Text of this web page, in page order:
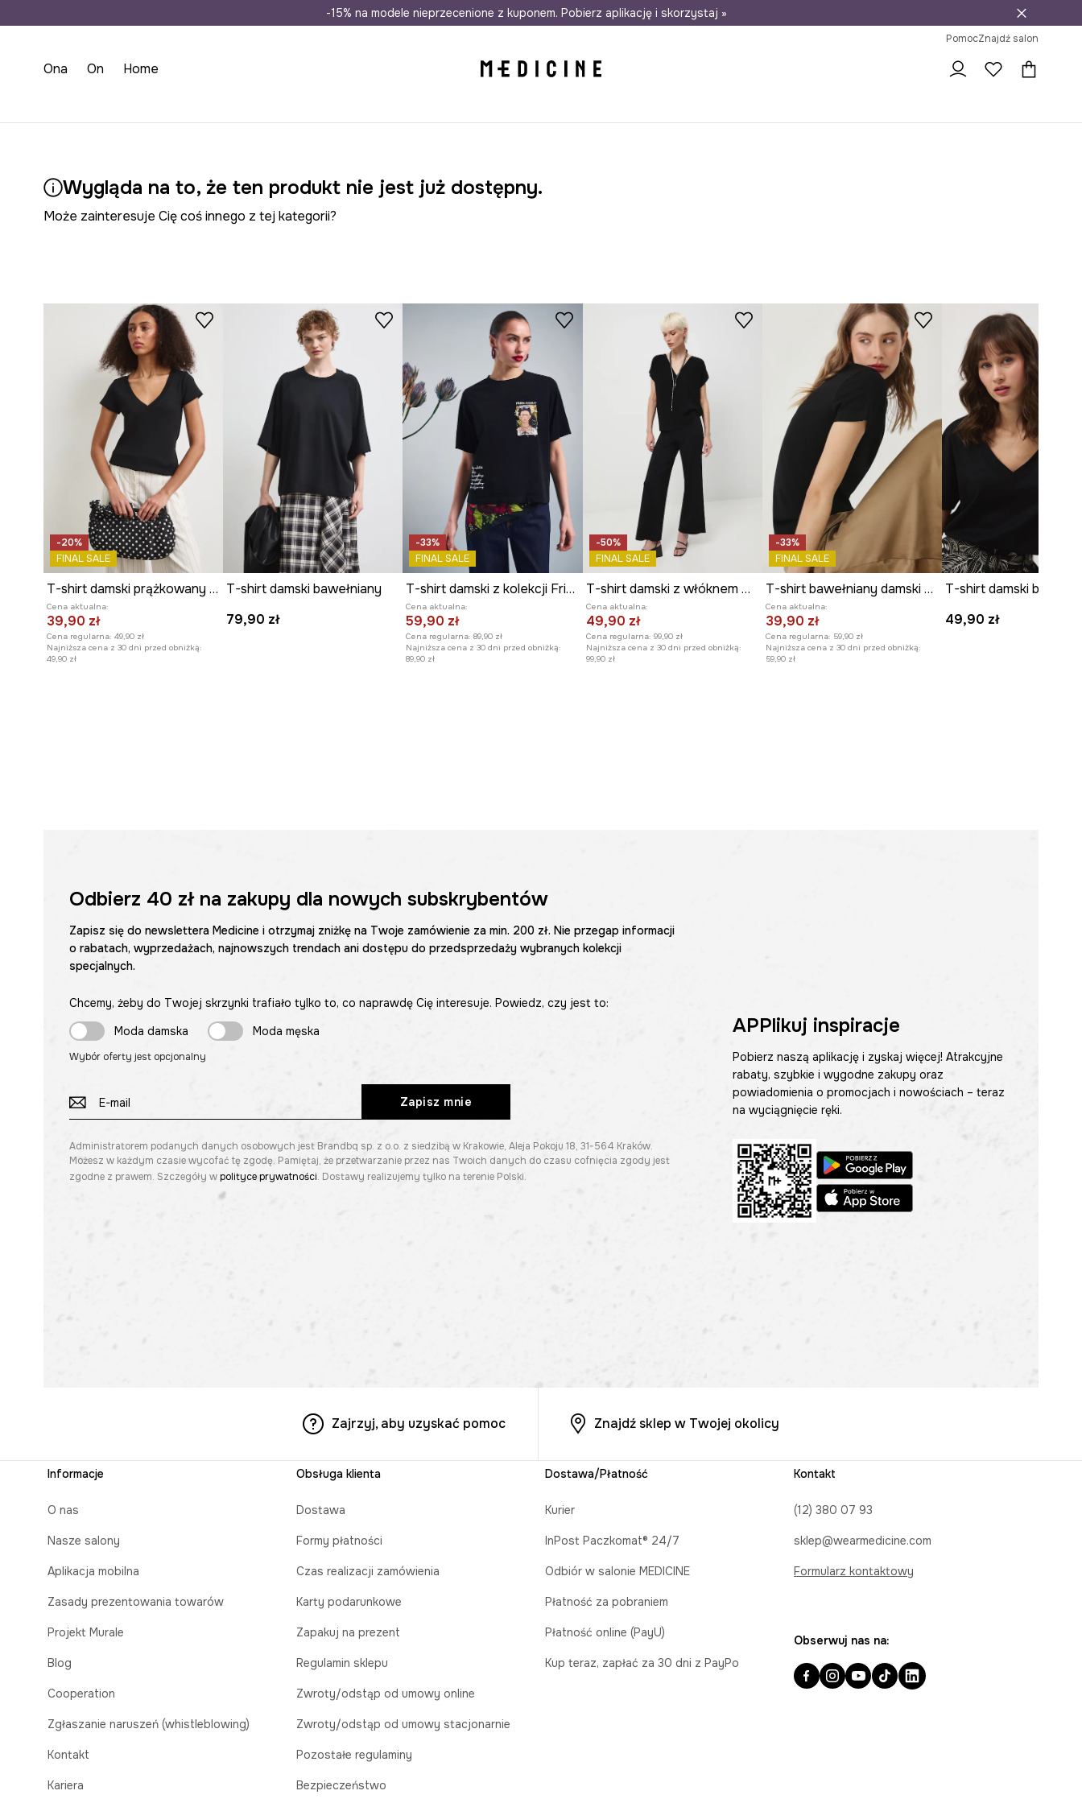
Wysyłka nawet w 24h Darmowa dostawa do salonów 30 dni na zwrot
-15% na modele nieprzecenione z kuponem. Pobierz aplikację i skorzystaj »
PomocZnajdź salon
Ona On Home
Wygląda na to, że ten produkt nie jest już dostępny.
Może zainteresuje Cię coś innego z tej kategorii?
-20%
FINAL SALE
T-shirt damski prążkowany z modalem kolor czarny
Cena aktualna:
39,90 zł
Cena regularna: 49,90 zł
Najniższa cena z 30 dni przed obniżką:
49,90 zł
T-shirt damski bawełniany
79,90 zł
-33%
FINAL SALE
T-shirt damski z kolekcji Frida
Cena aktualna:
59,90 zł
Cena regularna: 89,90 zł
Najniższa cena z 30 dni przed obniżką:
89,90 zł
-50%
FINAL SALE
T-shirt damski z włóknem metalicznym
Cena aktualna:
49,90 zł
Cena regularna: 99,90 zł
Najniższa cena z 30 dni przed obniżką:
99,90 zł
-33%
FINAL SALE
T-shirt bawełniany damski gładki kolor czarny
Cena aktualna:
39,90 zł
Cena regularna: 59,90 zł
Najniższa cena z 30 dni przed obniżką:
59,90 zł
T-shirt damski
49,90 zł
Odbierz 40 złna zakupy dla nowych subskrybentów
Zapisz się do newslettera Medicine i otrzymaj zniżkę na Twoje zamówienie za min. 200 zł. Nie przegap informacji
o rabatach, wyprzedażach, najnowszych trendach ani dostępu do przedsprzedaży wybranych kolekcji
specjalnych.
Chcemy, żeby do Twojej skrzynki trafiało tylko to, co naprawdę Cię interesuje. Powiedz, czy jest to:
Moda damska
Moda męska
Wybór oferty jest opcjonalny
Zapisz mnie
Administratorem podanych danych osobowych jest Brandbq sp. z o.o. z siedzibą w Krakowie, Aleja Pokoju 18, 31-564 Kraków.
Możesz w każdym czasie wycofać tę zgodę. Pamiętaj, że przetwarzanie przez nas Twoich danych do czasu cofnięcia zgody jest
zgodne z prawem. Szczegóły wpolityce prywatności. Dostawy realizujemy tylko na terenie Polski.
APPlikuj inspiracje
Pobierz naszą aplikację i zyskaj więcej! Atrakcyjne
rabaty, szybkie i wygodne zakupy oraz
powiadomienia o promocjach i nowościach – teraz
na wyciągnięcie ręki.
Zajrzyj, aby uzyskać pomoc Znajdź sklep w Twojej okolicy
Informacje
O nas
Nasze salony
Aplikacja mobilna
Zasady prezentowania towarów
Projekt Murale
Blog
Cooperation
Zgłaszanie naruszeń (whistleblowing)
Kontakt
Kariera
Obsługa klienta
Dostawa
Formy płatności
Czas realizacji zamówienia
Karty podarunkowe
Zapakuj na prezent
Regulamin sklepu
Zwroty/odstąp od umowy online
Zwroty/odstąp od umowy stacjonarnie
Pozostałe regulaminy
Bezpieczeństwo
Dostawa/Płatność
Kurier
InPost Paczkomat® 24/7
Odbiór w salonie MEDICINE
Płatność za pobraniem
Płatność online (PayU)
Kup teraz, zapłać za 30 dni z PayPo
Kontakt
(12) 380 07 93
sklep@wearmedicine.com
Formularz kontaktowy
Obserwuj nas na: